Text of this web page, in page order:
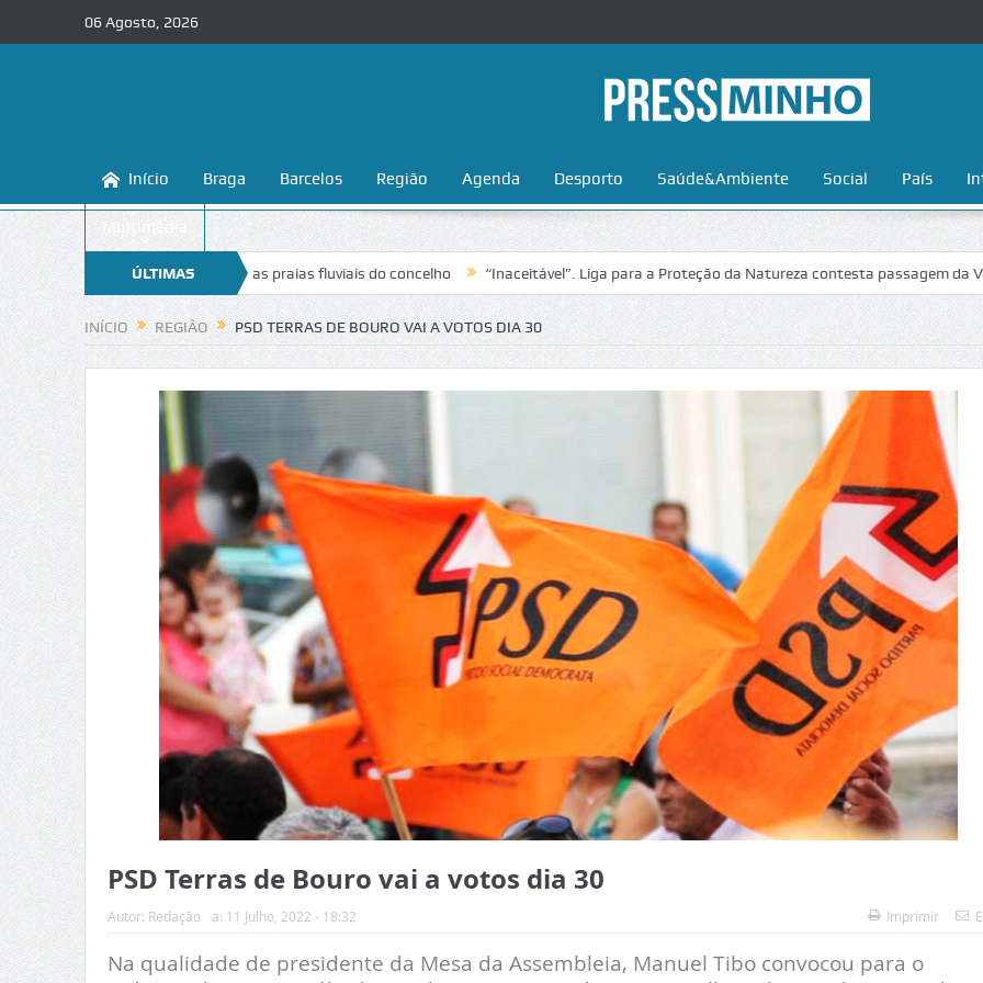
06 Agosto, 2026
Início Braga Barcelos Região Agenda Desporto Saúde&Ambiente Social País
Multimédia
ÚLTIMAS
NOTÍCIAS
a conhecer e proteger as praias fluviais do concelho “Inaceitável”. Liga para a Proteção da Natureza contesta passagem da Volta a
INÍCIO REGIÃO PSD TERRAS DE BOURO VAI A VOTOS DIA 30
PSD Terras de Bouro vai a votos dia 30
Autor: Redação a: 11 Julho, 2022 - 18:32 Imprimir
Na qualidade de presidente da Mesa da Assembleia, Manuel Tibo convocou para o